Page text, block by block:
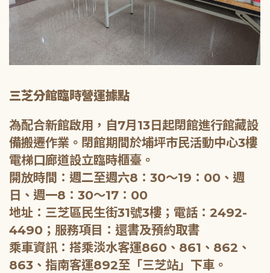
三芝分館臨時營運據點
為配合新館啟用，自7月13日起閉館進行館藏設
備搬遷作業。閉館期間於埔坪市民活動中心3樓
電梯口廊道設立臨時櫃臺。
開放時間：週二至週六8：30～19：00、週
日、週一8：30～17：00
地址：三芝區民生街31號3樓；電話：2492-
4490；服務項目：還書及預約取書
乘車資訊：搭乘淡水客運860、861、862、
863、指南客運892至「三芝站」下車。